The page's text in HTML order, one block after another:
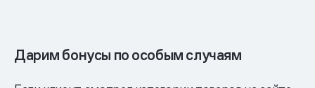
Дарим бонусы по особым случаям